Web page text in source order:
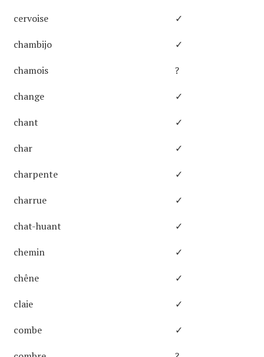
cervoise
✓
chambijo
✓
chamois
?
change
✓
chant
✓
char
✓
charpente
✓
charrue
✓
chat-huant
✓
chemin
✓
chêne
✓
claie
✓
combe
✓